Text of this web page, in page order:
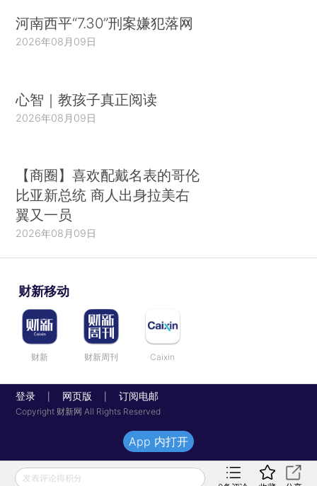
河南西平“7.30”刑案嫌犯落网
2026年08月09日
心智｜教孩子真正阅读
2026年08月09日
【商圈】喜欢配戴名表的哥伦
比亚新总统 商人出身拉美右
翼又一员
2026年08月09日
财新移动
财新 财新周刊 Caixin
登录 网页版 订阅电邮
Copyright 财新网 All Rights Reserved
发表评论得积分
App 内打开